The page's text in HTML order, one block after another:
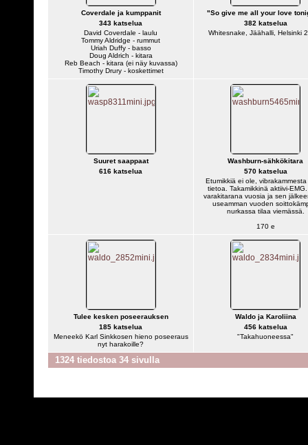
Coverdale ja kumppanit
343 katselua
David Coverdale - laulu
Tommy Aldridge - rummut
Uriah Duffy - basso
Doug Aldrich - kitara
Reb Beach - kitara (ei näy kuvassa)
Timothy Drury - koskettimet
"So give me all your love
382 katselua
Whitesnake, Jäähalli, Helsinki
Suuret saappaat
616 katselua
Washburn-sähkökitara
570 katselua
Etumikkiä ei ole,
tietoa. Takamikkinä aktiivi-
varakitarana vuosia ja sen
useamman vuoden
nurkassa tilaa viemässä.
170 e
Tulee kesken poseerauksen
185 katselua
Meneekö Karl Sinkkosen hieno poseeraus
nyt harakoille?
Waldo ja Karoliina
456 katselua
"Takahuoneessa"
1324 tiedostoa 34 sivulla